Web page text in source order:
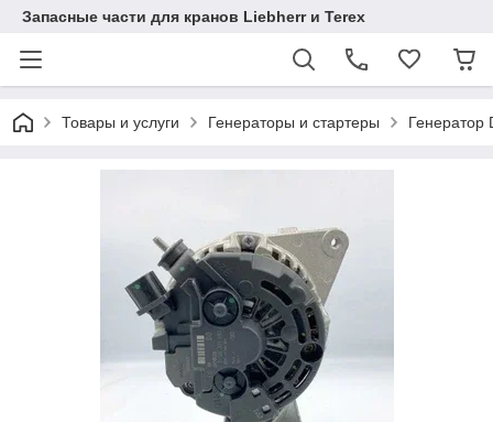
Запасные части для кранов Liebherr и Terex
Товары и услуги Генераторы и стартеры Генератор